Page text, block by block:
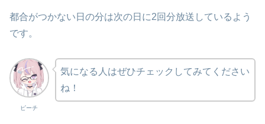
都合がつかない日の分は次の日に2回分放送しているよう
です。
ピーチ
気になる人はぜひチェックしてみてください
ね！